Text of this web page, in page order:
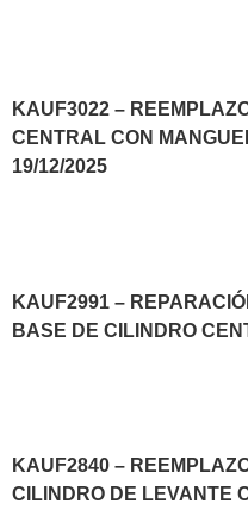
KAUF3022 –
CENTRAL CON
19/12/2025
KAUF2991 –
BASE DE CILINDRO
KAUF2840 –
CILINDRO DE LEVANTE